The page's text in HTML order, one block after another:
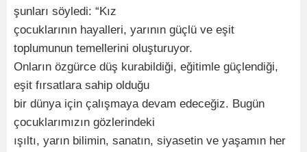
şunları söyledi: “Kız
çocuklarının hayalleri, yarının güçlü ve eşit
toplumunun temellerini oluşturuyor.
Onların özgürce düş kurabildiği, eğitimle güçlendiği,
eşit fırsatlara sahip olduğu
bir dünya için çalışmaya devam edeceğiz. Bugün
çocuklarımızın gözlerindeki
ışıltı, yarın bilimin, sanatın, siyasetin ve yaşamın her